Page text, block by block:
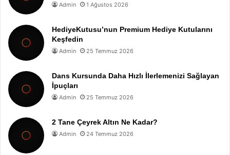
Admin 1 Ağustos 2026
HediyeKutusu’nun Premium Hediye Kutularını
Keşfedin
Admin 25 Temmuz 2026
Dans Kursunda Daha Hızlı İlerlemenizi Sağlayan
İpuçları
Admin 25 Temmuz 2026
2 Tane Çeyrek Altın Ne Kadar?
Admin 24 Temmuz 2026